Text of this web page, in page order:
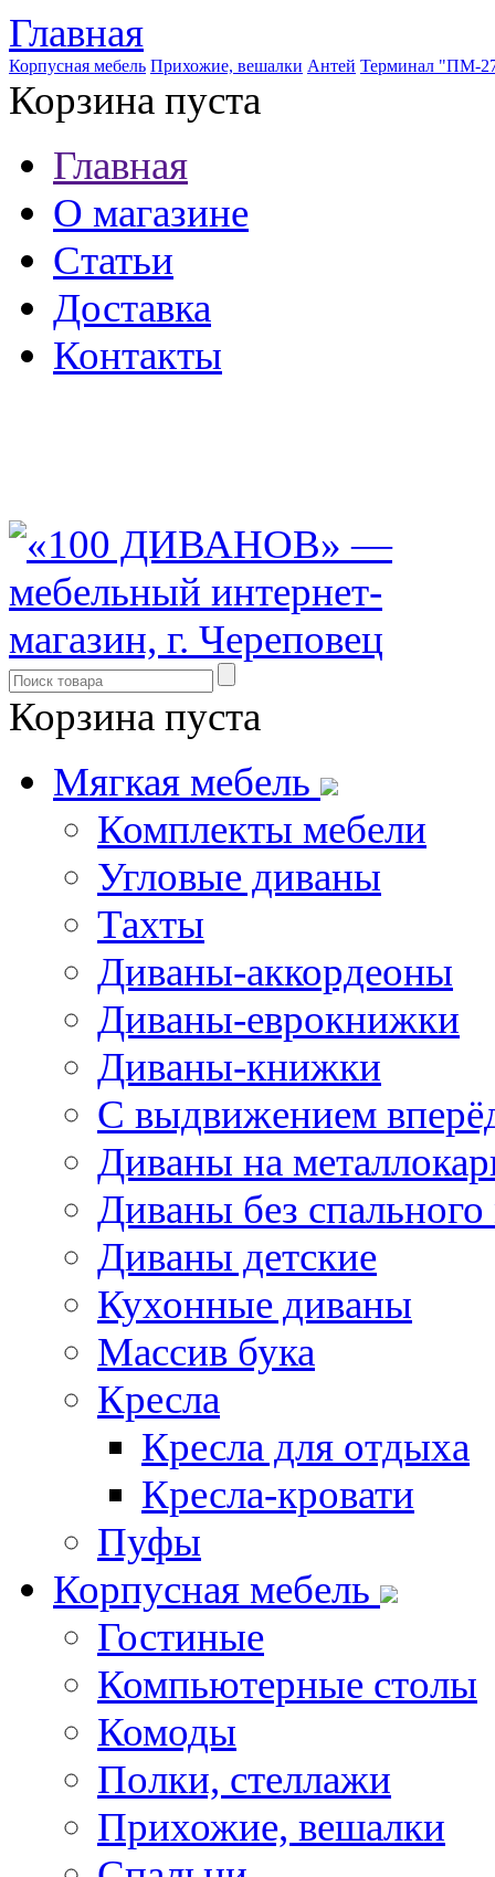
Главная
Корпусная мебель Прихожие, вешалки Антей Терминал "ПМ-
Корзина пуста
Главная
О магазине
Статьи
Доставка
Контакты
Корзина пуста
Мягкая мебель
Комплекты мебели
Угловые диваны
Тахты
Диваны-аккордеоны
Диваны-еврокнижки
Диваны-книжки
С выдвижением
Диваны на
Диваны без спального
Диваны детские
Кухонные диваны
Массив бука
Кресла
Кресла для отдыха
Кресла-кровати
Пуфы
Корпусная мебель
Гостиные
Компьютерные столы
Комоды
Полки, стеллажи
Прихожие, вешалки